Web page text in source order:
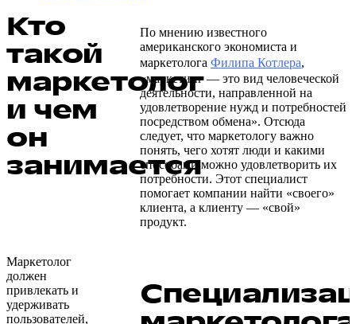
Кто
такой
маркетолог
и чем
он
занимается
По мнению известного
американского экономиста и
маркетолога Филипа Котлера,
«маркетинг — это вид человеческой
деятельности, направленной на
удовлетворение нужд и потребностей
посредством обмена». Отсюда
следует, что маркетологу важно
понять, чего хотят люди и какими
способами можно удовлетворить их
потребности. Этот специалист
помогает компании найти «своего»
клиента, а клиенту — «свой»
продукт.
Маркетолог
должен
привлекать и
удерживать
пользователей,